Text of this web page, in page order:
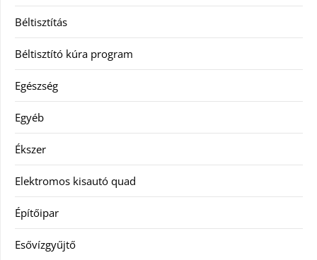
Béltisztítás
Béltisztító kúra program
Egészség
Egyéb
Ékszer
Elektromos kisautó quad
Építőipar
Esővízgyűjtő